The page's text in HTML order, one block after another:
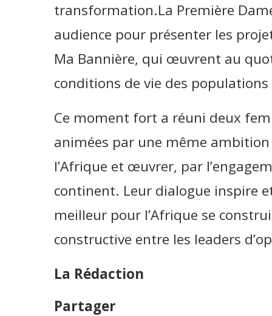
transformation.La Première
audience pour présenter les
Ma Bannière, qui œuvrent au
conditions de vie des
Ce moment fort a réuni deux
animées par une même
l’Afrique et œuvrer, par
continent. Leur dialogue inspire
meilleur pour l’Afrique se
constructive entre les leaders
La Rédaction
Partager